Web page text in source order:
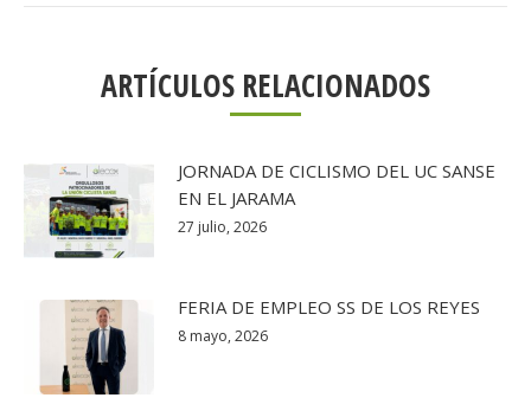
ARTÍCULOS RELACIONADOS
JORNADA DE CICLISMO DEL UC SANSE
EN EL JARAMA
27 julio, 2026
FERIA DE EMPLEO SS DE LOS REYES
8 mayo, 2026